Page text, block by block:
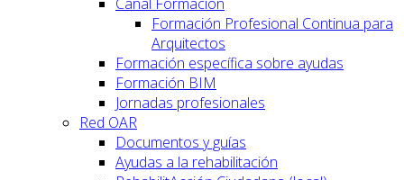
Formación Profesional Continua para
Arquitectos
Formación específica sobre ayudas
Formación BIM
Jornadas profesionales
Red OAR
Documentos y guías
Ayudas a la rehabilitación